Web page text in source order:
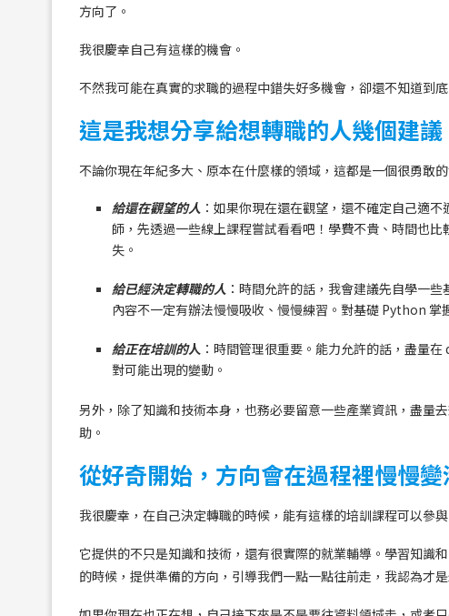
方向了。
我很慶幸自己有這樣的機會。
不然我可能在真實的求職的過程中錯失好多機會，卻還不知道到
這是我想分享給想轉職的人幾個建議
不論你現在年紀多大、原本在什麼樣的領域，這都是一個很勇敢
給還在觀望的人 ：如果你現在還在觀望，還不確定自己適
師，先透過一些線上課程嘗試看看吧！學費不貴、時間也
失。
給已經決定轉職的人 ：時間允許的話，我會建議先自學一
內容不一定有辦法慢慢吸收、慢慢練習。對基礎 Python 掌
給正在培訓的人 ：時間管理很重要。能力允許的話，盡量
對可能出現的變動。
另外，除了知識和技術本身，也務必要留意一些產業資訊，盡量
助。
從好奇開始，方向會在過程裡慢慢
我很慶幸，在自己決定轉職的時候，能有這樣的培訓課程可以參與
它提供的不只是知識和技術，還有很實際的就業輔導。學習知識
的時候，提供準備的方向，引導我們一點一點往前走，我認為才